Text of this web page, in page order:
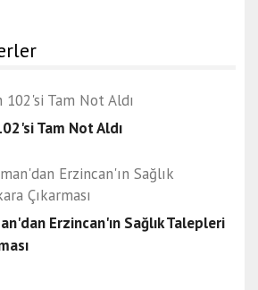
Tam Not Aldı
Erzincan'ın Sağlık Talepleri